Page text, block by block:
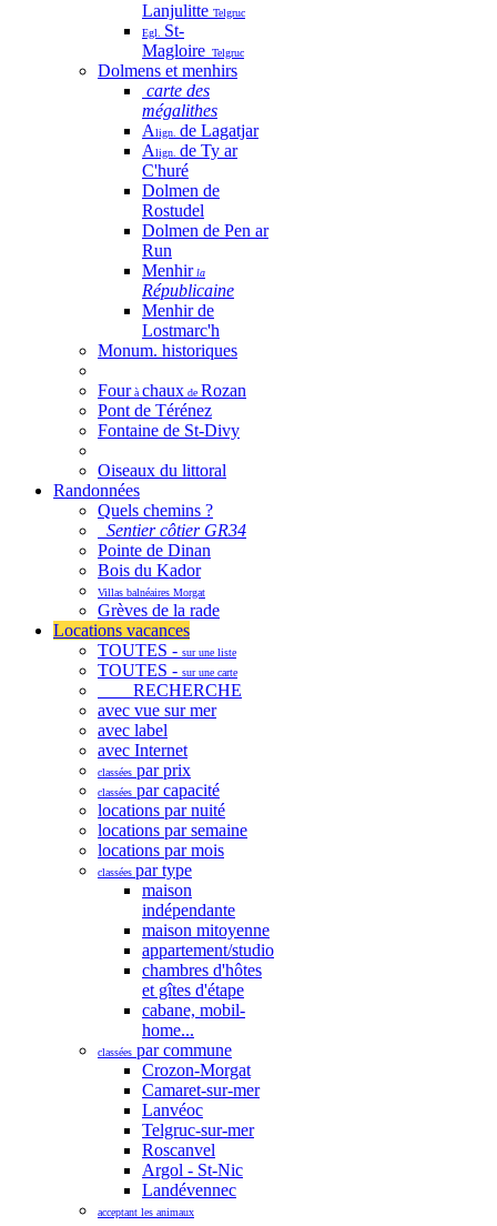
Lanjulitte Telgruc
Egl. St-
Magloire Telgruc
Dolmens et menhirs
carte des
mégalithes
Align. de Lagatjar
Align. de Ty ar
C'huré
Dolmen de
Rostudel
Dolmen de Pen ar
Run
Menhirla
Républicaine
Menhir de
Lostmarc'h
Monum. historiques
Fourà chaux de Rozan
Pont de Térénez
Fontaine de St-Divy
Oiseaux du littoral
Randonnées
Quels chemins ?
Sentier côtier GR34
Pointe de Dinan
Bois du Kador
Villas balnéaires Morgat
Grèves de la rade
Locations vacances
TOUTES - sur une liste
TOUTES - sur une carte
RECHERCHE
avec vue sur mer
avec label
avec Internet
classées par prix
classées par capacité
locations par nuité
locations par semaine
locations par mois
classées par type
maison
indépendante
maison mitoyenne
appartement/studio
chambres d'hôtes
et gîtes d'étape
cabane, mobil-
home...
classées par commune
Crozon-Morgat
Camaret-sur-mer
Lanvéoc
Telgruc-sur-mer
Roscanvel
Argol - St-Nic
Landévennec
acceptant les animaux